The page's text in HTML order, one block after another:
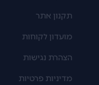
תקנון אתר
מועדון לקוחות
הצהרת נגישות
מדיניות פרטיות